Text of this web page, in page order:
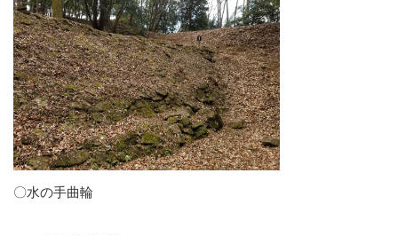
〇水の手曲輪